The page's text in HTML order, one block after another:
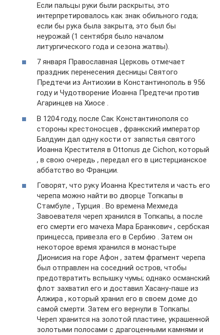
Если пальцы руки были раскрыты, это
интерпретировалось как знак обильного года;
если бы рука была закрыта, это был бы
неурожай (1 сентября было началом
литургического года и сезона жатвы).
7 января Православная Церковь отмечает
праздник перенесения десницы Святого
Предтечи из Антиохии в Константинополь в 956
году и Чудотворение Иоанна Предтечи против
Агаринцев на Хиосе .
В 1204 году, после Сак Константинополя со
стороны крестоносцев , франкский император
Балдуин дал одну кости от запястья святого
Иоанна Крестителя в Ottonus де Cichon, который
, в свою очередь , передал его в цистерцианское
аббатство во Франции.
Говорят, что руку Иоанна Крестителя и часть его
черепа можно найти во дворце Топкапы в
Стамбуле , Турция . Во времена Мехмеда
Завоевателя череп хранился в Топкапы, а после
его смерти его мачеха Мара Бранкович , сербская
принцесса, привезла его в Сербию . Затем он
некоторое время хранился в монастыре
Дионисия на горе Афон , затем фрагмент черепа
был отправлен на соседний остров, чтобы
предотвратить вспышку чумы; однако османский
флот захватил его и доставил Хасану-паше из
Алжира , который хранил его в своем доме до
самой смерти. Затем его вернули в Топкапы.
Череп хранится на золотой пластине, украшенной
золотыми полосами с драгоценными камнями и